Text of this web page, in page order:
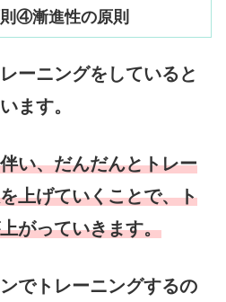
④漸進性の原則
ーニングをしていると
ます。
い、だんだんとトレー
上げていくことで、ト
がっていきます。
でトレーニングするの